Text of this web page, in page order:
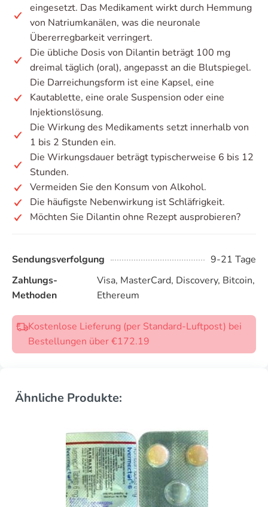
eingesetzt. Das Medikament wirkt durch Hemmung
von Natriumkanälen, was die neuronale
Übererregbarkeit verringert.
Die übliche Dosis von Dilantin beträgt 100 mg
dreimal täglich (oral), angepasst an die Blutspiegel.
Die Darreichungsform ist eine Kapsel, eine
Kautablette, eine orale Suspension oder eine
Injektionslösung.
Die Wirkung des Medikaments setzt innerhalb von
1 bis 2 Stunden ein.
Die Wirkungsdauer beträgt typischerweise 6 bis 12
Stunden.
Vermeiden Sie den Konsum von Alkohol.
Die häufigste Nebenwirkung ist Schläfrigkeit.
Möchten Sie Dilantin ohne Rezept ausprobieren?
Sendungsverfolgung
9-21 Tage
Zahlungs-
Methoden
Visa, MasterCard, Discovery, Bitcoin,
Ethereum
Kostenlose Lieferung (per Standard-Luftpost) bei
Bestellungen über €172.19
Ähnliche Produkte: